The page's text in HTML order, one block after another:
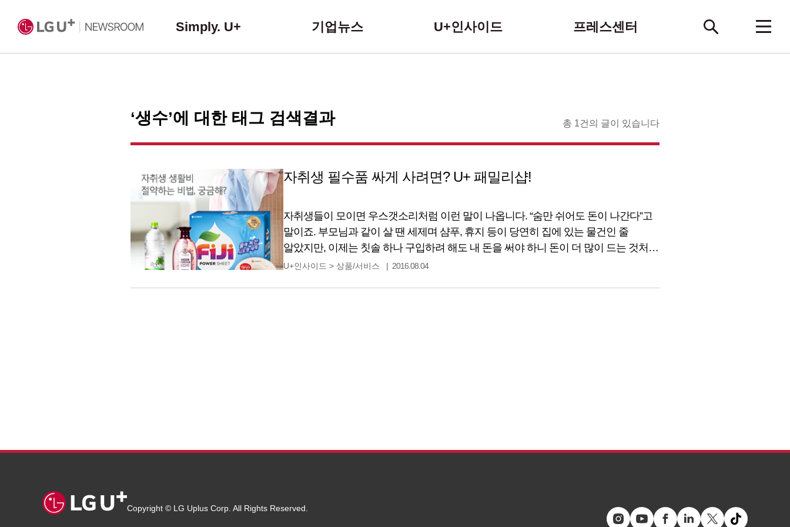
Simply. U+ 기업뉴스 U+인사이드 프레스센터
‘생수’에 대한 태그 검색결과 총 1건의 글이 있습니다
자취생 필수품 싸게 사려면? U+ 패밀리샵!
자취생들이 모이면 우스갯소리처럼 이런 말이 나옵니다. “숨만 쉬어도 돈이 나간다”고
말이죠. 부모님과 같이 살 땐 세제며 샴푸, 휴지 등이 당연히 집에 있는 물건인 줄
알았지만, 이제는 칫솔 하나 구입하려 해도 내 돈을 써야 하니 돈이 더 많이 드는 것처럼
느껴질지도 모릅니다. 생활비 부담에 어깨가 축축 처지는 자취생들을 위해 유플러스가
U+인사이드 > 상품/서비스 2016.08.04
Copyright © LG Uplus Corp. All Rights Reserved.